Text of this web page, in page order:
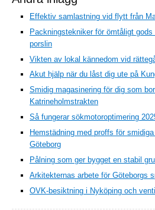
Effektiv samlastning vid flytt från
Packningstekniker för ömtåligt
porslin
Vikten av lokal kännedom vid
Akut hjälp när du låst dig ute på
Smidig magasinering för dig som
Katrineholmstrakten
Så fungerar sökmotoroptimering
Hemstädning med proffs för
Göteborg
Pålning som ger bygget en stabil
Arkitekternas arbete för Göteborgs
OVK-besiktning i Nyköping och